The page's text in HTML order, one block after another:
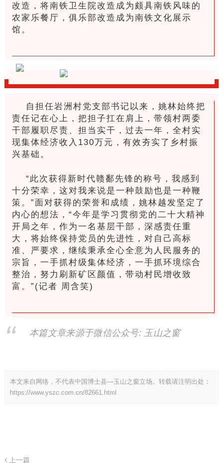
改造，将南铁卫生院改造成为颇具南铁风味的
农家乐餐厅，俱乐部改造成为南铁文化展示
馆。
自担任岩洲村党支部书记以来，姚林始终把
责任记在心上，把担子扛在肩上，带领村两委
干部履职尽责、担当实干，过去一年，全村实
现集体经济收入130万元，有效夯实了乡村振
兴基础。
“此次获得新时代赣鄱先锋的称号，我感到
十分荣幸，这对我来说是一种鼓励也是一种鞭
策。”面对获得的荣誉和成绩，姚林越发坚定了
内心的想法，“今年是学习贯彻党的二十大精神
开局之年，作为一名基层干部，深感责任重
大，将始终保持党员的先进性，对自己高标
准、严要求，继续秉承全心全意为人民服务的
宗旨，一手抓村级集体经济，一手抓环境综合
整治，努力刷新矿区颜值，带动村民增收致
富。”(记者 周含笑)
本篇文章来源于微信公众号: 玉山之窗
本文来自网络，不代表中国博士县—玉山之窗立场。转载请注明出处：
https://www.yszc.com.cn/82661.html
上一篇